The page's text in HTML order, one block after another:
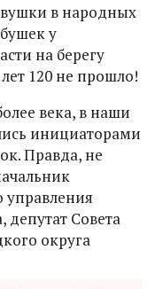
в народных
у
на берегу
120 не прошло!
века, в наши
инициаторами
Правда, не
управления
депутат Совета
округа